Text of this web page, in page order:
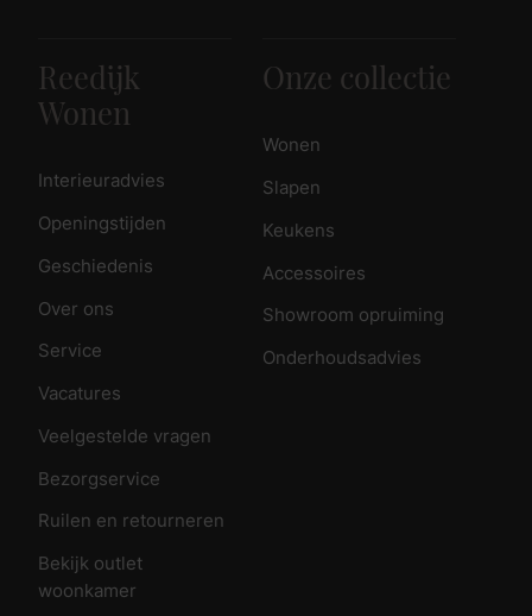
Reedijk
Wonen
Interieuradvies
Openingstijden
Geschiedenis
Over ons
Service
Vacatures
Veelgestelde vragen
Bezorgservice
Ruilen en retourneren
Bekijk outlet
woonkamer
Onze collectie
Wonen
Slapen
Keukens
Accessoires
Showroom opruiming
Onderhoudsadvies